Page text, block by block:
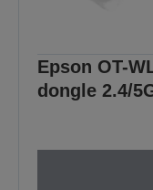
Epson OT-
dongle 2.4/